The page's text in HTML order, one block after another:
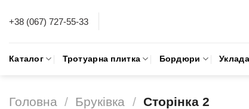
+38 (067) 727-55-33
Каталог Тротуарна плитка Бордюри
Головна / Бруківка / Сторінка 2